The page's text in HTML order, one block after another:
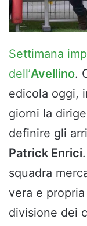
Settimana
dell’Avellino.
edicola oggi,
giorni la
definire gli
Patrick Enrici
squadra
vera e propria
divisione dei